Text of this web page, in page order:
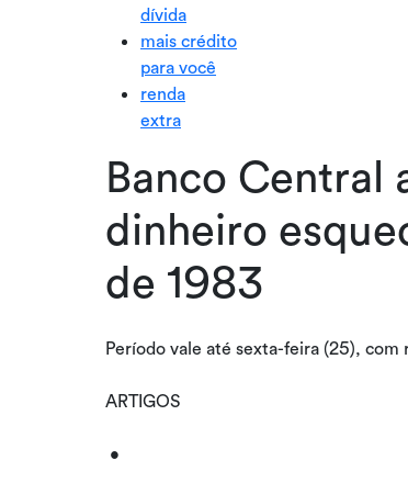
dívida
mais crédito
para você
renda
extra
Banco Central
dinheiro
de 1983
Período vale até sexta-feira (25), com
ARTIGOS
•